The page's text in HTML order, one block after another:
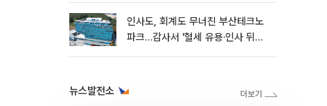
인사도, 회계도 무너진 부산테크노
파크…감사서 '혈세 유용·인사 뒤집
뉴스발전소